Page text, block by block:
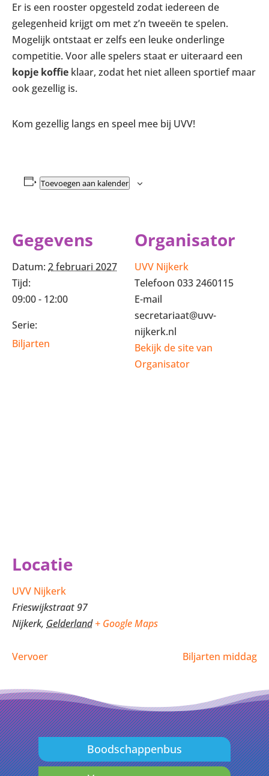
Er is een rooster opgesteld zodat iedereen de
gelegenheid krijgt om met z’n tweeën te spelen.
Mogelijk ontstaat er zelfs een leuke onderlinge
competitie. Voor alle spelers staat er uiteraard een
kopje koffie klaar, zodat het niet alleen sportief maar
ook gezellig is.
Kom gezellig langs en speel mee bij UVV!
Toevoegen aan kalender
Gegevens
Datum: 2 februari 2027
Tijd:
09:00 - 12:00
Serie:
Biljarten
Organisator
UVV Nijkerk
Telefoon 033 2460115
E-mail
secretariaat@uvv-
nijkerk.nl
Bekijk de site van
Organisator
Locatie
UVV Nijkerk
Frieswijkstraat 97
Nijkerk, Gelderland + Google Maps
Vervoer Biljarten middag
Boodschappenbus